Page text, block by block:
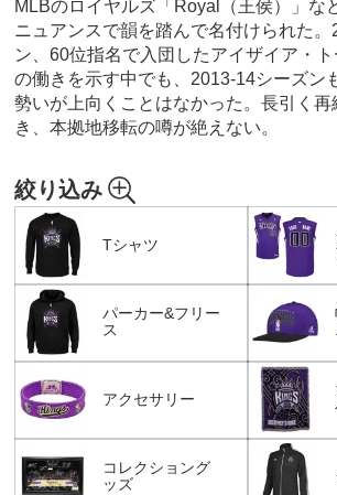
MLBのロイヤルズ「Royal（王侯）」な
ニュアンスで韻を踏んで名付けられた
ン、60位指名で入団したアイザイア・
の働きを示す中でも、2013-14シーズン
勢いが上向くことはなかった。長引く
き、本拠地移転の噂が絶えない。
絞り込み
Tシャツ
パーカー&フリー
ス
アクセサリー
コレクショング
ッズ